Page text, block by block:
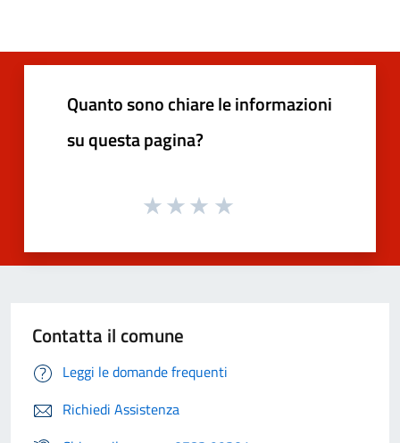
Quanto sono chiare le informazioni
su questa pagina?
Contatta il comune
Leggi le domande frequenti
Richiedi Assistenza